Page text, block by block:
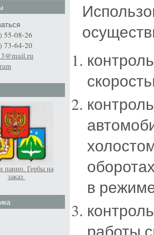
55-08-26
73-64-20
панно. Гербы на
заказ.
в